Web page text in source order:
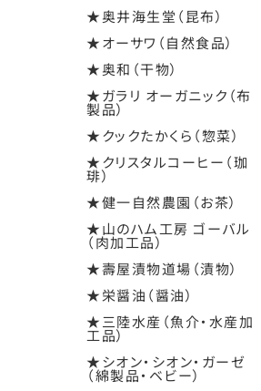
★奥井海生堂（昆布）
★オーサワ（自然食品）
★奥和（干物）
★ガラリ オーガニック（布
製品）
★クックたかくら（惣菜）
★クリスタルコーヒー（珈
琲）
★健一自然農園（お茶）
★山のハム工房 ゴーバル
（肉加工品）
★壽屋漬物道場（漬物）
★栄醤油（醤油）
★三陸水産（魚介・水産加
工品）
★シオン・シオン・ガーゼ
（綿製品・ベビー）